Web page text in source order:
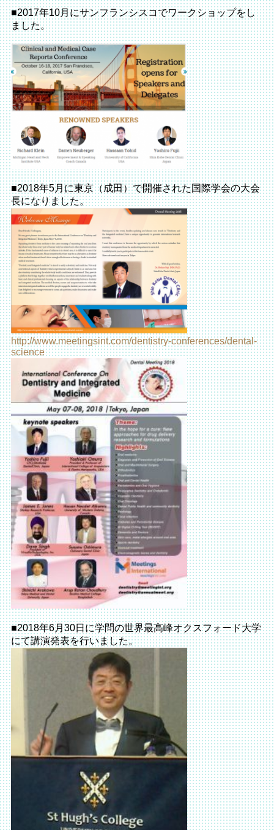
■2017年10月にサンフランシスコでワークショップをし
ました。
■2018年5月に東京（成田）で開催された国際学会の大会
長になりました。
http://www.meetingsint.com/dentistry-conferences/dental-
science
■2018年6月30日に学問の世界最高峰オクスフォード大学
にて講演発表を行いました。